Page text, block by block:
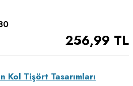
256,99 TL
Kol Tişört Tasarımları